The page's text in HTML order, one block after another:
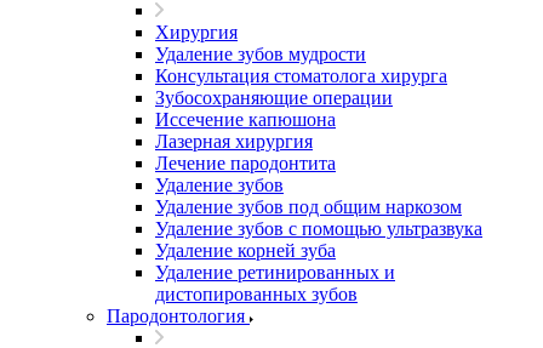
Хирургия
Удаление зубов мудрости
Консультация стоматолога хирурга
Зубосохраняющие операции
Иссечение капюшона
Лазерная хирургия
Лечение пародонтита
Удаление зубов
Удаление зубов под общим наркозом
Удаление зубов с помощью ультразвука
Удаление корней зуба
Удаление ретинированных и
дистопированных зубов
Пародонтология